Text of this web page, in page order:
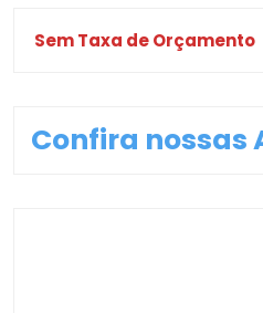
Sem Taxa de Orçamento
Confira nossas